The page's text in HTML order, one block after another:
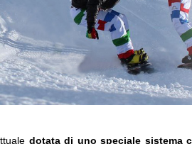
dotata di uno speciale sistema